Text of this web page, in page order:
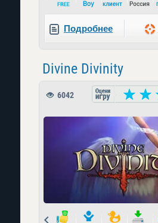
Подробнее
Divine Divinity
6042
Prev